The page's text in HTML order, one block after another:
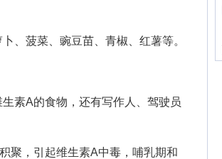
菠菜、豌豆苗、青椒、红薯等。
素A的食物，还有写作人、驾驶员
，引起维生素A中毒，哺乳期和